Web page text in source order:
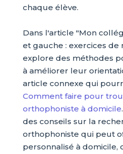
chaque élève.
Dans l'article "Mon
et gauche : exercices de
explore des méthodes
à améliorer leur
article connexe qui
Comment faire pour
orthophoniste à domicile
des conseils sur la
orthophoniste qui peut
personnalisé à domicile,